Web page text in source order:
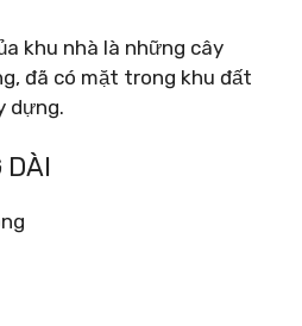
khu nhà là những cây
đã có mặt trong khu đất
dựng.